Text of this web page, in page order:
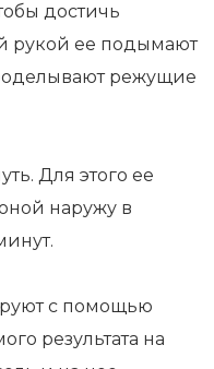
достичь
рукой ее подымают
режущие
Для этого ее
наружу в
с помощью
результата на